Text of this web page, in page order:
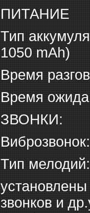
ПИТАНИЕ
Тип
1050 mAh)
Время
Время
ЗВОНКИ:
Тип
звонков и